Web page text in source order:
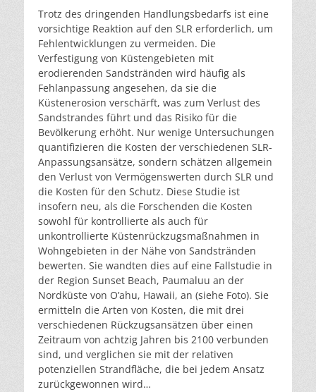
Trotz des dringenden Handlungsbedarfs ist eine
vorsichtige Reaktion auf den SLR erforderlich, um
Fehlentwicklungen zu vermeiden. Die
Verfestigung von Küstengebieten mit
erodierenden Sandstränden wird häufig als
Fehlanpassung angesehen, da sie die
Küstenerosion verschärft, was zum Verlust des
Sandstrandes führt und das Risiko für die
Bevölkerung erhöht. Nur wenige Untersuchungen
quantifizieren die Kosten der verschiedenen SLR-
Anpassungsansätze, sondern schätzen allgemein
den Verlust von Vermögenswerten durch SLR und
die Kosten für den Schutz. Diese Studie ist
insofern neu, als die Forschenden die Kosten
sowohl für kontrollierte als auch für
unkontrollierte Küstenrückzugsmaßnahmen in
Wohngebieten in der Nähe von Sandstränden
bewerten. Sie wandten dies auf eine Fallstudie in
der Region Sunset Beach, Paumaluu an der
Nordküste von O’ahu, Hawaii, an (siehe Foto). Sie
ermitteln die Arten von Kosten, die mit drei
verschiedenen Rückzugsansätzen über einen
Zeitraum von achtzig Jahren bis 2100 verbunden
sind, und verglichen sie mit der relativen
potenziellen Strandfläche, die bei jedem Ansatz
zurückgewonnen wird…